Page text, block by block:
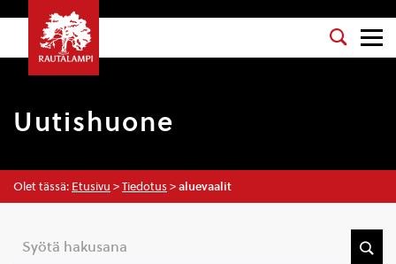
Uutishuone
Olet tässä: Etusivu > Tiedotus > aluevaalit